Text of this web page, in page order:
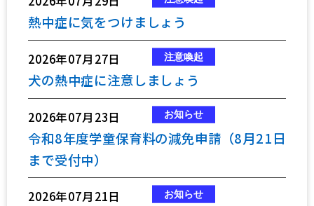
熱中症に気をつけましょう
2026年07月27日
犬の熱中症に注意しましょう
2026年07月23日
令和8年度学童保育料の減免申請（8月21日
まで受付中）
2026年07月21日